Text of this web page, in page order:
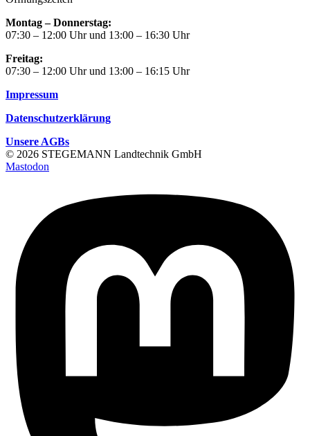
Montag – Donnerstag:
07:30 – 12:00 Uhr und 13:00 – 16:30 Uhr
Freitag:
07:30 – 12:00 Uhr und 13:00 – 16:15 Uhr
Impressum
Datenschutzerklärung
Unsere AGBs
© 2026 STEGEMANN Landtechnik GmbH
Mastodon